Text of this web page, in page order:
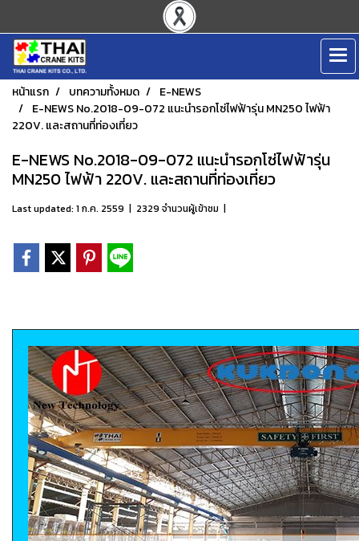
หน้าแรก บทความทั้งหมด
E-NEWS
E-NEWS No.2018-09-072 แนะนำรอกโซ่ไฟฟ้ารุ่น MN250 ไฟฟ้า
220V. และสถานที่ท่องเที่ยว
E-NEWS No.2018-09-072 แนะนำรอกโซ่ไฟฟ้ารุ่น
MN250 ไฟฟ้า 220V. และสถานที่ท่องเที่ยว
Last updated: 1 ก.ค. 2559 | 2329 จำนวนผู้เข้าชม |